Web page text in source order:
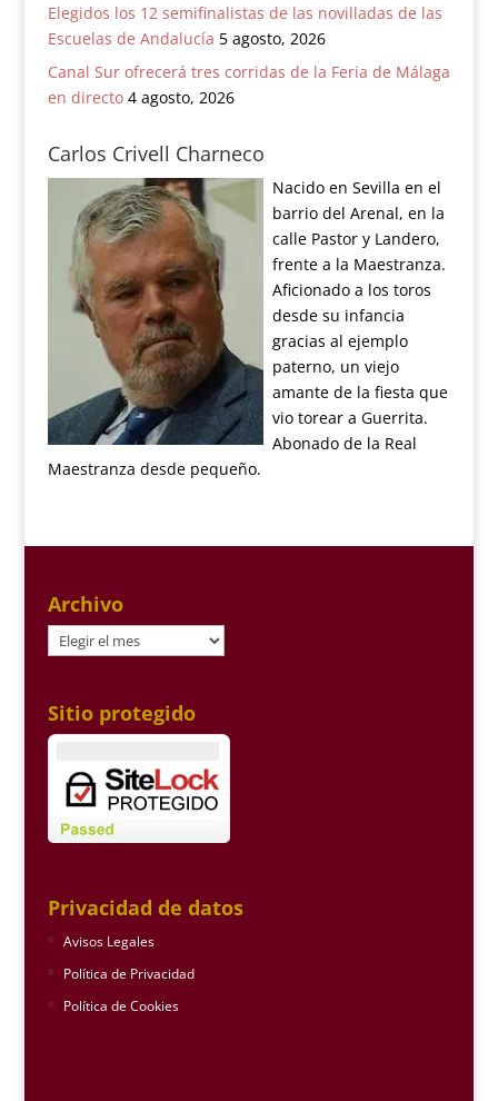
Elegidos los 12 semifinalistas de las novilladas de las
Escuelas de Andalucía 5 agosto, 2026
Canal Sur ofrecerá tres corridas de la Feria de Málaga
en directo 4 agosto, 2026
Carlos Crivell Charneco
Nacido en Sevilla en el
barrio del Arenal, en la
calle Pastor y Landero,
frente a la Maestranza.
Aficionado a los toros
desde su infancia
gracias al ejemplo
paterno, un viejo
amante de la fiesta que
vio torear a Guerrita.
Abonado de la Real
Maestranza desde pequeño.
Archivo
Archivo
Sitio protegido
Privacidad de datos
Avisos Legales
Política de Privacidad
Política de Cookies